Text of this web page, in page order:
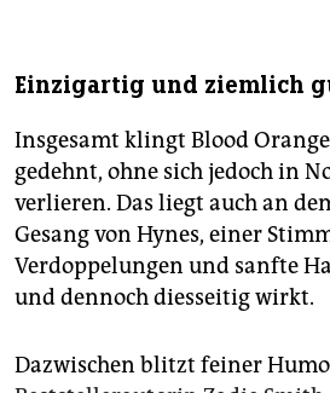
Einzigartig und ziemlich
Insgesamt klingt Blood
gedehnt, ohne sich jedoch in
verlieren. Das liegt auch an
Gesang von Hynes, einer
Verdoppelungen und sanfte
und dennoch diesseitig wirkt.
Dazwischen blitzt feiner